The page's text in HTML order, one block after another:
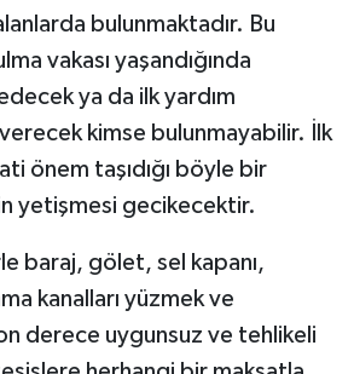
bulunmaktadır. Bu
vakası yaşandığında
ya da ilk yardım
kimse bulunmayabilir. İlk
önem taşıdığı böyle bir
yetişmesi gecikecektir.
baraj, gölet, sel kapanı,
kanalları yüzmek ve
derece uygunsuz ve tehlikeli